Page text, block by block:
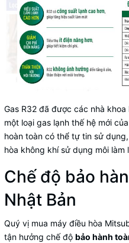
Gas R32 đã được các nhà
một loại gas lạnh thế hệ mới
hoàn toàn có thể tự tin sử
hòa không khí sử dụng môi làm
Chế độ bảo
Nhật Bản
Quý vị mua máy điều hòa
tận hưởng chế độ bảo hành